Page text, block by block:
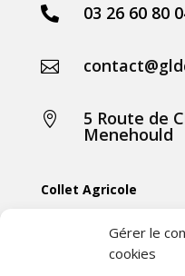
Gérer le
cookies
 03 26 60 80

 5 Route de
Menehould
Collet Agricole
Collet Motoculture